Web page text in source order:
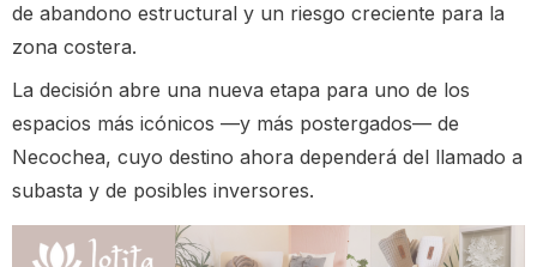
de abandono estructural y un riesgo creciente para la
zona costera.
La decisión abre una nueva etapa para uno de los
espacios más icónicos —y más postergados— de
Necochea, cuyo destino ahora dependerá del llamado a
subasta y de posibles inversores.